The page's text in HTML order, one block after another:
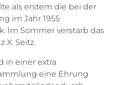
als erstem die bei der
im Jahr 1955
Im Sommer verstarb das
X. Seitz.
in einer extra
eine Ehrung